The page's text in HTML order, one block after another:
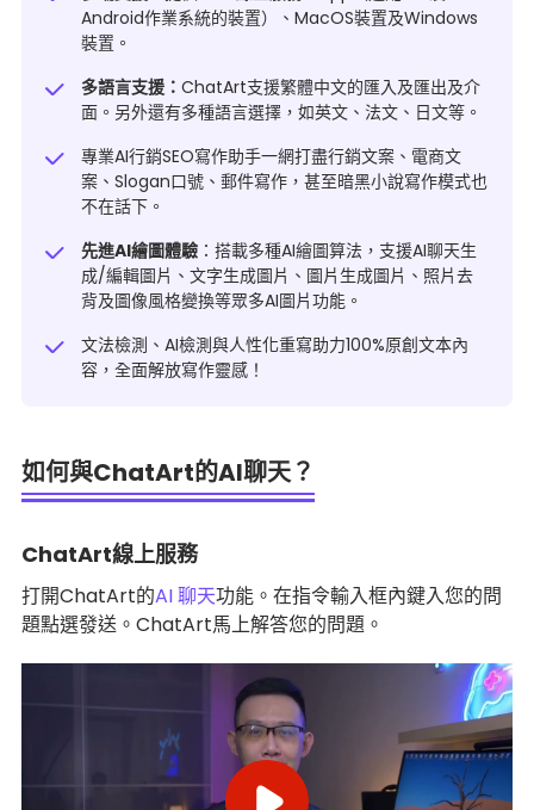
Android作業系統的裝置）、MacOS裝置及Windows
裝置。
多語言支援： ChatArt支援繁體中文的匯入及匯出及介
面。另外還有多種語言選擇，如英文、法文、日文等。
專業AI行銷SEO寫作助手一網打盡行銷文案、電商文
案、Slogan口號、郵件寫作，甚至暗黑小說寫作模式也
不在話下。
先進AI繪圖體驗 ：搭載多種AI繪圖算法，支援AI聊天生
成/編輯圖片、文字生成圖片、圖片生成圖片、照片去
背及圖像風格變換等眾多AI圖片功能。
文法檢測、 AI檢測與人性化重寫助力100%原創文本內
容，全面解放寫作靈感！
如何與ChatArt的AI聊天？
ChatArt線上服務
打開ChatArt的AI 聊天功能。在指令輸入框內鍵入您的問
題點選發送。ChatArt馬上解答您的問題。